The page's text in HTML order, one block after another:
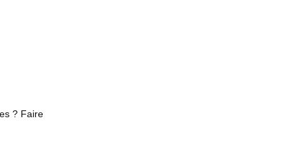
? Faire